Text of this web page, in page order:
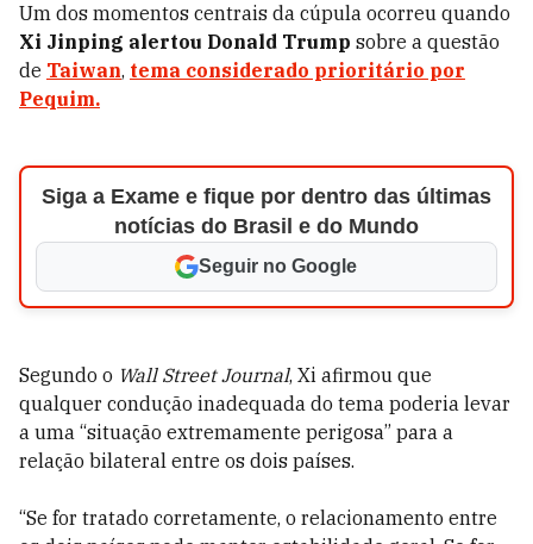
Um dos momentos centrais da cúpula ocorreu quando
Xi Jinping alertou Donald Trump sobre a questão
de Taiwan, tema considerado prioritário por
Pequim.
Siga a Exame e fique por dentro das últimas
notícias do Brasil e do Mundo
Seguir no Google
Segundo o Wall Street Journal, Xi afirmou que
qualquer condução inadequada do tema poderia levar
a uma “situação extremamente perigosa” para a
relação bilateral entre os dois países.
“Se for tratado corretamente, o relacionamento entre